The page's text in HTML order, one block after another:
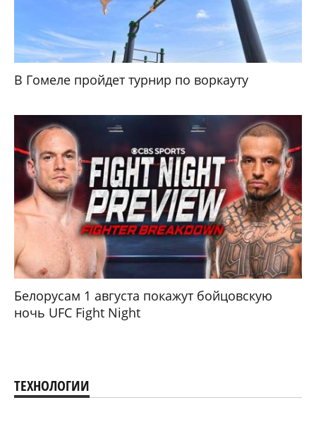
В Гомеле пройдет турнир по воркауту
Белорусам 1 августа покажут бойцовскую
ночь UFC Fight Night
ТЕХНОЛОГИИ